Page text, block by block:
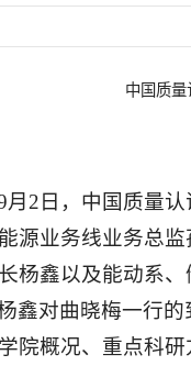
中国质
月2日，中国质量
源业务线业务总
杨鑫以及能动系
鑫对曲晓梅一行
院概况、重点科